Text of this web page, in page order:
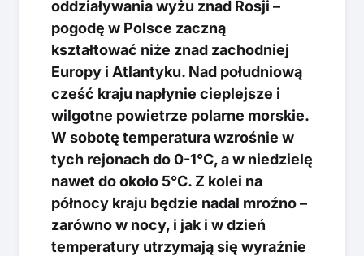
oddziaływania wyżu znad Rosji –
pogodę w Polsce zaczną
kształtować niże znad zachodniej
Europy i Atlantyku. Nad południową
cześć kraju napłynie cieplejsze i
wilgotne powietrze polarne morskie.
W sobotę temperatura wzrośnie w
tych rejonach do 0-1°C, a w niedzielę
nawet do około 5°C. Z kolei na
północy kraju będzie nadal mroźno –
zarówno w nocy, i jak i w dzień
temperatury utrzymają się wyraźnie